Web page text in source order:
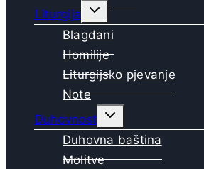
Liturgija
Toggle
child
menu
Blagdani
Homilije
Liturgijsko pjevanje
Note
Duhovnost
Toggle
child
menu
Duhovna baština
Molitve